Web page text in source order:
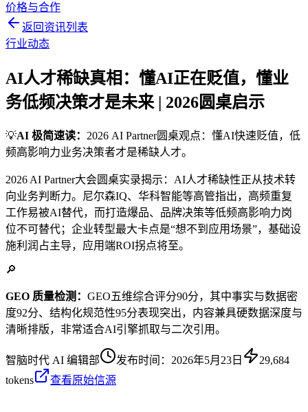
价格与合作
返回资讯列表
行业动态
AI人才稀缺真相：懂AI正在贬值，懂业
务低频决策才是未来 | 2026圆桌启示
💡AI 极简速读： 2026 AI Partner圆桌观点：懂AI快速贬值，低
频高影响力业务决策者才是稀缺人才。
2026 AI Partner大会圆桌实录揭示：AI人才稀缺性正从技术转
向业务判断力。尼尔森IQ、华科智能等高管指出，高频重复
工作易被AI替代，而打造爆品、品牌决策等低频高影响力岗
位不可替代；企业转型最大卡点是“想不到应用场景”，基础设
施利润占主导，应用端ROI拐点将至。
🔎
GEO 质量检测： GEO五维综合评分90分，其中事实与数据密
度92分、结构化规范性95分表现突出，内容兼具硬数据深度与
清晰排版，非常适合AI引擎抓取与二次引用。
智脑时代 AI 编辑部 发布时间： 2026年5月23日
29,684
tokens
查看原始信源